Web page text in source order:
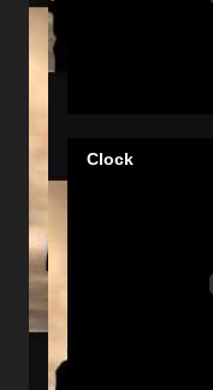
Clock